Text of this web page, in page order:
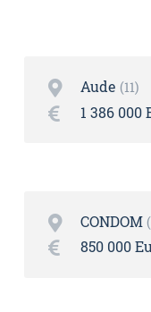
Aude 11
1 386 000
CONDOM
850 000